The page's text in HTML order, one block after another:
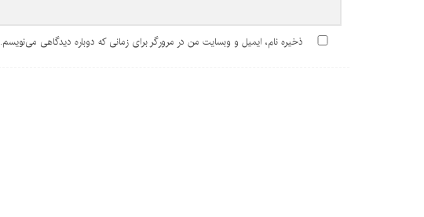
ذخیره نام، ایمیل و وبسایت من در مرورگر برای زمانی که دوباره دیدگاهی می‌نویسم.